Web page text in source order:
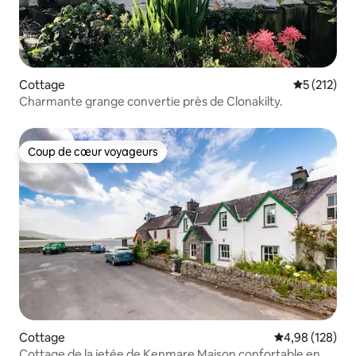
Cottage Évaluation
5 (212)
Charmante grange convertie près de Clonakilty.
Coup de cœur voyageurs
Coup de cœur voyageurs
Cottage Évaluation
4,98 (128)